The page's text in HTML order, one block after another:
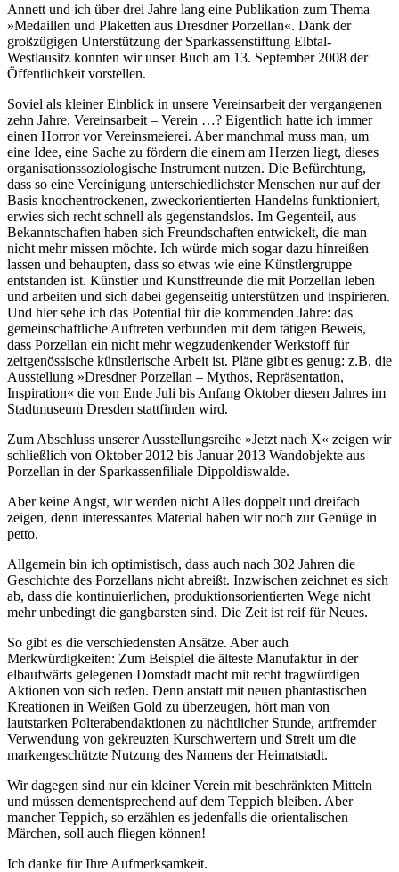
Annett und ich über drei Jahre lang eine Publikation zum Thema
»Medaillen und Plaketten aus Dresdner Porzellan«. Dank der
großzügigen Unterstützung der Sparkassenstiftung Elbtal-
Westlausitz konnten wir unser Buch am 13. September 2008 der
Öffentlichkeit vorstellen.
Soviel als kleiner Einblick in unsere Vereinsarbeit der vergangenen
zehn Jahre. Vereinsarbeit – Verein …? Eigentlich hatte ich immer
einen Horror vor Vereinsmeierei. Aber manchmal muss man, um
eine Idee, eine Sache zu fördern die einem am Herzen liegt, dieses
organisationssoziologische Instrument nutzen. Die Befürchtung,
dass so eine Vereinigung unterschiedlichster Menschen nur auf der
Basis knochentrockenen, zweckorientierten Handelns funktioniert,
erwies sich recht schnell als gegenstandslos. Im Gegenteil, aus
Bekanntschaften haben sich Freundschaften entwickelt, die man
nicht mehr missen möchte. Ich würde mich sogar dazu hinreißen
lassen und behaupten, dass so etwas wie eine Künstlergruppe
entstanden ist. Künstler und Kunstfreunde die mit Porzellan leben
und arbeiten und sich dabei gegenseitig unterstützen und inspirieren.
Und hier sehe ich das Potential für die kommenden Jahre: das
gemeinschaftliche Auftreten verbunden mit dem tätigen Beweis,
dass Porzellan ein nicht mehr wegzudenkender Werkstoff für
zeitgenössische künstlerische Arbeit ist. Pläne gibt es genug: z.B. die
Ausstellung »Dresdner Porzellan – Mythos, Repräsentation,
Inspiration« die von Ende Juli bis Anfang Oktober diesen Jahres im
Stadtmuseum Dresden stattfinden wird.
Zum Abschluss unserer Ausstellungsreihe »Jetzt nach X« zeigen wir
schließlich von Oktober 2012 bis Januar 2013 Wandobjekte aus
Porzellan in der Sparkassenfiliale Dippoldiswalde.
Aber keine Angst, wir werden nicht Alles doppelt und dreifach
zeigen, denn interessantes Material haben wir noch zur Genüge in
petto.
Allgemein bin ich optimistisch, dass auch nach 302 Jahren die
Geschichte des Porzellans nicht abreißt. Inzwischen zeichnet es sich
ab, dass die kontinuierlichen, produktionsorientierten Wege nicht
mehr unbedingt die gangbarsten sind. Die Zeit ist reif für Neues.
So gibt es die verschiedensten Ansätze. Aber auch
Merkwürdigkeiten: Zum Beispiel die älteste Manufaktur in der
elbaufwärts gelegenen Domstadt macht mit recht fragwürdigen
Aktionen von sich reden. Denn anstatt mit neuen phantastischen
Kreationen in Weißen Gold zu überzeugen, hört man von
lautstarken Polterabendaktionen zu nächtlicher Stunde, artfremder
Verwendung von gekreuzten Kurschwertern und Streit um die
markengeschützte Nutzung des Namens der Heimatstadt.
Wir dagegen sind nur ein kleiner Verein mit beschränkten Mitteln
und müssen dementsprechend auf dem Teppich bleiben. Aber
mancher Teppich, so erzählen es jedenfalls die orientalischen
Märchen, soll auch fliegen können!
Ich danke für Ihre Aufmerksamkeit.